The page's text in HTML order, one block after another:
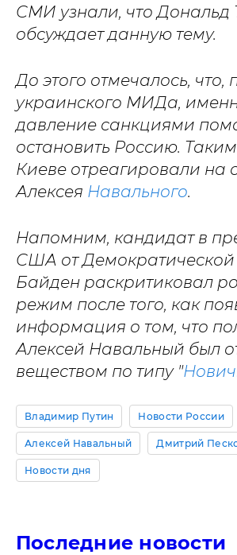
СМИ узнали, что Дональд
обсуждает данную тему.
До этого отмечалось,
украинского МИДа,
давление санкциями
остановить Россию.
Киеве отреагировали на
Алексея Навального.
Напомним, кандидат в
США от
Байден раскритиковал
режим после того, как
информация о том, что
Алексей Навальный был
веществом по типу "
Владимир Путин Новости России
Алексей Навальный Дмитрий
Новости дня
Последние новости